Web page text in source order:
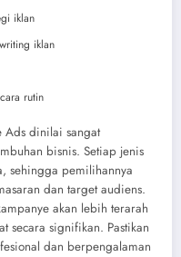
iklan
iklan
rutin
Ads dinilai sangat
bisnis. Setiap jenis
sehingga pemilihannya
dan target audiens.
akan lebih terarah
secara signifikan. Pastikan
dan berpengalaman